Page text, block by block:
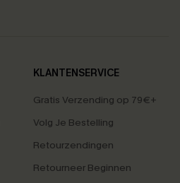
KLANTENSERVICE
Gratis Verzending op 79€+
Volg Je Bestelling
Retourzendingen
Retourneer Beginnen